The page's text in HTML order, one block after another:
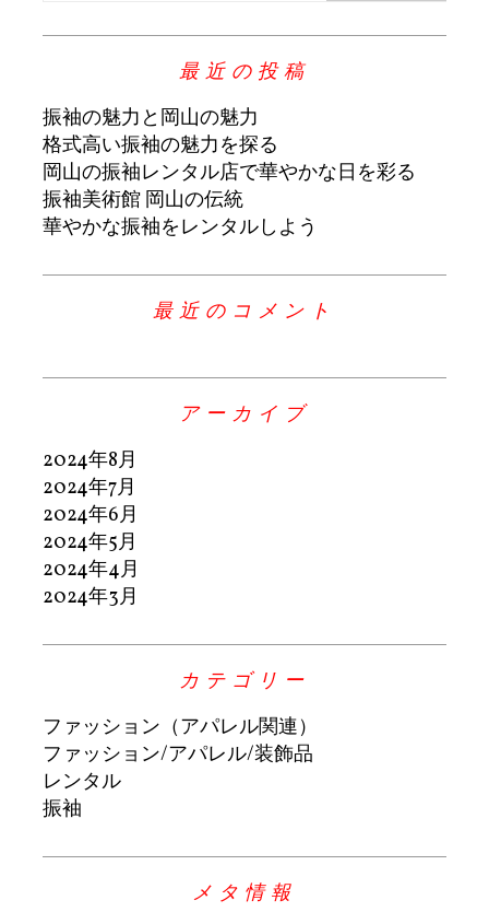
最近の投稿
振袖の魅力と岡山の魅力
格式高い振袖の魅力を探る
岡山の振袖レンタル店で華やかな日を彩る
振袖美術館 岡山の伝統
華やかな振袖をレンタルしよう
最近のコメント
アーカイブ
2024年8月
2024年7月
2024年6月
2024年5月
2024年4月
2024年3月
カテゴリー
ファッション（アパレル関連）
ファッション/アパレル/装飾品
レンタル
振袖
メタ情報